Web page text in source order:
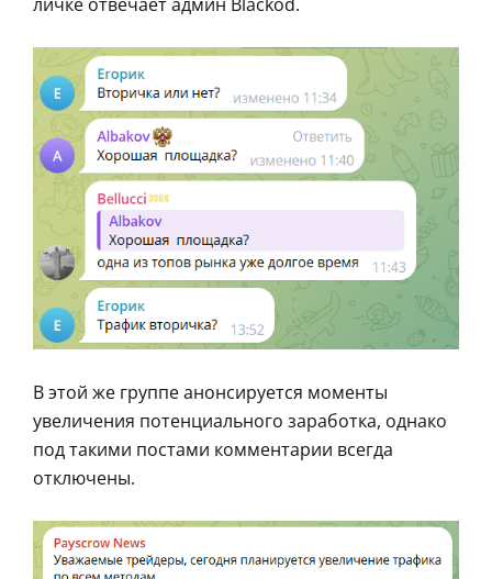
В этой же группе анонсируется моменты
увеличения потенциального заработка, однако
под такими постами комментарии всегда
отключены.